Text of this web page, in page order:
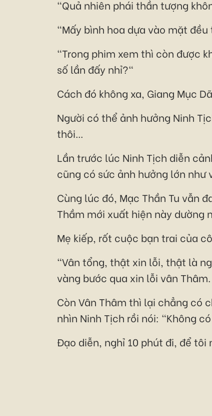
"Quả nhiên phái thần tượng
"Mấy bình hoa dựa vào mặt
"Trong phim xem thì còn được
số lần đấy nhỉ?"
Cách đó không xa, Giang Mục
Người có thể ảnh hưởng Ninh
thôi...
Lần trước lúc Ninh Tịch diễn
cũng có sức ảnh hưởng lớn như
Cùng lúc đó, Mạc Thần Tu vẫn
Thầm mới xuất hiện này dường
Mẹ kiếp, rốt cuộc bạn trai của
"Vân tổng, thật xin lỗi, thật là
vàng bước qua xin lỗi vân Thâm.
Còn Vân Thâm thì lại chẳng có
nhìn Ninh Tịch rồi nói: "Không
Đạo diễn, nghỉ 10 phút đi, để